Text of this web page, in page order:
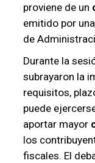
proviene de un
emitido por
de
Durante la
subrayaron la
requisitos,
puede
aportar mayor
los
fiscales. El